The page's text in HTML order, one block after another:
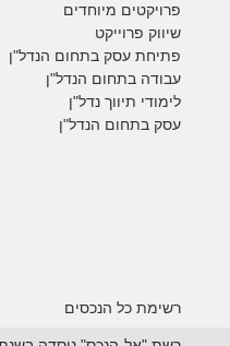
פרויקטים מיוחדים
שיווק פרוייקט
פתיחת עסק בתחום הנדל"ן
עבודה בתחום הנדל"ן
לימודי תיווך נדל"ן
עסק בתחום הנדל"ן
רשימת כל הנכסים